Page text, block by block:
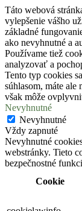
Táto webová
vylepšenie vášho
základné
ako nevyhnutné a
Používame tiež
analyzovať a
Tento typ cookies
súhlasom, máte
však môže
Nevyhnutné
Nevyhnutné
Vždy zapnuté
Nevyhnutné
webstránky. Tieto
bezpečnostné
Cookie